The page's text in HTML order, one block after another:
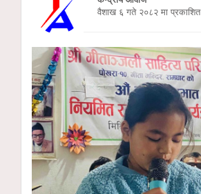
वैशाख ६ गते २०८२ मा प्रकाशित